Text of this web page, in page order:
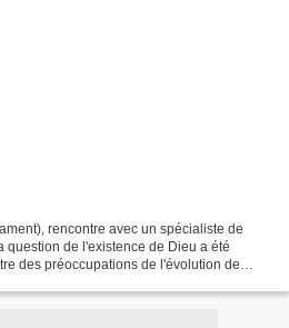
rencontre avec un spécialiste de
question de l'existence de Dieu a été
des préoccupations de l'évolution de